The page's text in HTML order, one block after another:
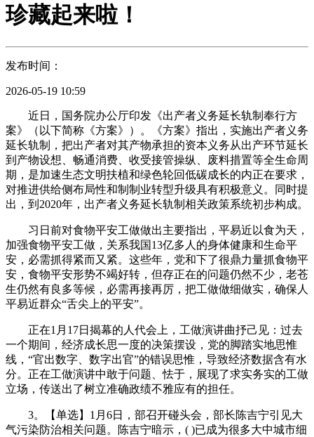
珍藏起来啦！
发布时间：
2026-05-19 10:59
近日，国务院办公厅印发《出产者义务延长轨制奉行方
案》（以下简称《方案》）。《方案》指出，实施出产者义务
延长轨制，把出产者对其产物承担的资本义务从出产环节延长
到产物设想、畅通消费、收受接管操纵、废料措置等全生命周
期，是加速生态文明扶植和绿色轮回低碳成长的内正在要求，
对推进供给侧布局性和制制业转型升级具有积极意义。同时提
出，到2020年，出产者义务延长轨制相关政策系统初步构成。
习日前对食物平安工做做出主要指出，平易近以食为天，
加强食物平安工做，关系我国13亿多人的身体健康和生命平
安，必需抓得紧而又紧。这些年，党和下了很鼎力量抓食物平
安，食物平安形势不竭好转，但存正在的问题仍然不少，老苍
生仍然有良多等候，必需再接再厉，把工做做细做实，确保人
平易近群众“舌尖上的平安”。
正在1月17日揭幕的人代会上，工做演讲曲抒己见：过去
一个期间，经济成长思一度的决策摆设，党的脚踏实地思惟
线，“官出数字、数字出官”的错误思惟，导致经济数据含有水
分。正在工做演讲中敢于问题、怯于，展现了求实务实的工做
立场，传送出了树立准确政绩不雅应有的担任。
3。【单选】1月6日，部召开碰头会，部长陈吉宁引见大
气污染防治相关问题。陈吉宁暗示，( )已成为很多大中城市细